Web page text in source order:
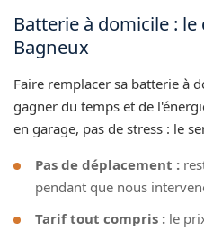
Batterie à domicile :
Bagneux
Faire remplacer sa batterie à
gagner du temps et de
en garage, pas de stress : le
Pas de déplacement :
pendant que nous
Tarif tout compris : le